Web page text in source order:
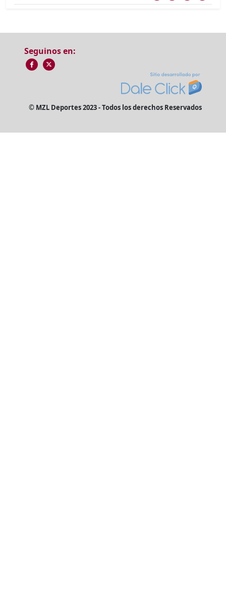
Seguinos en:
© MZL Deportes 2023 - Todos los derechos Reservados